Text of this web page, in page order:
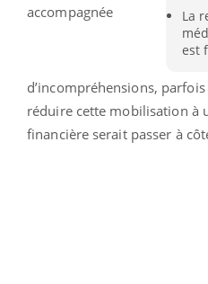
La
est
accompagnée
d’incompréhensions,
réduire cette mobilisation à
financière serait passer à